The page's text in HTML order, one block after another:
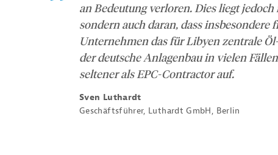
an Bedeutung verloren. Dies liegt
sondern auch daran, dass
Unternehmen das für Libyen zentrale
der deutsche Anlagenbau in vielen
seltener als EPC-Contractor auf.
Sven Luthardt
Geschäftsführer, Luthardt GmbH, Berlin